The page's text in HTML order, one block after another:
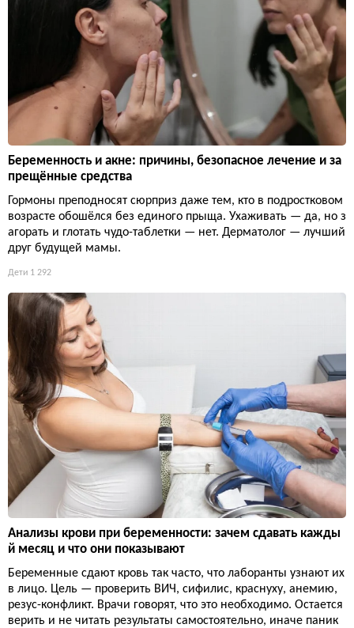
Беременность и акне: причины, безопасное лечение и за
прещённые средства
Гормоны преподносят сюрприз даже тем, кто в подростковом
возрасте обошёлся без единого прыща. Ухаживать — да, но з
агорать и глотать чудо-таблетки — нет. Дерматолог — лучший
друг будущей мамы.
Дети 1 292
Анализы крови при беременности: зачем сдавать кажды
й месяц и что они показывают
Беременные сдают кровь так часто, что лаборанты узнают их
в лицо. Цель — проверить ВИЧ, сифилис, краснуху, анемию,
резус-конфликт. Врачи говорят, что это необходимо. Остается
верить и не читать результаты самостоятельно, иначе паник